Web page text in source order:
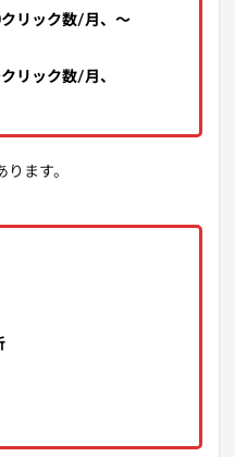
リック数/月、～
リック数/月、
ます。